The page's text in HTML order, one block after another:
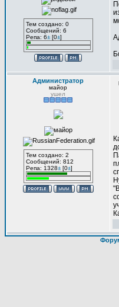
Тем создано: 0
Сообщений: 6
Репа: 6±[0±]
Администратор
майор
ушел
Тем создано: 2
Сообщений: 812
Репа: 1328±[0±]